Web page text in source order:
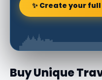
✨ Create your
Buy Unique